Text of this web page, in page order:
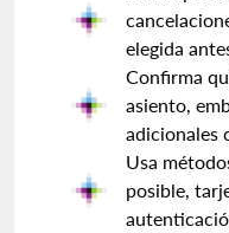
elegida
Confirma
asiento,
adicionales
Usa
posible,